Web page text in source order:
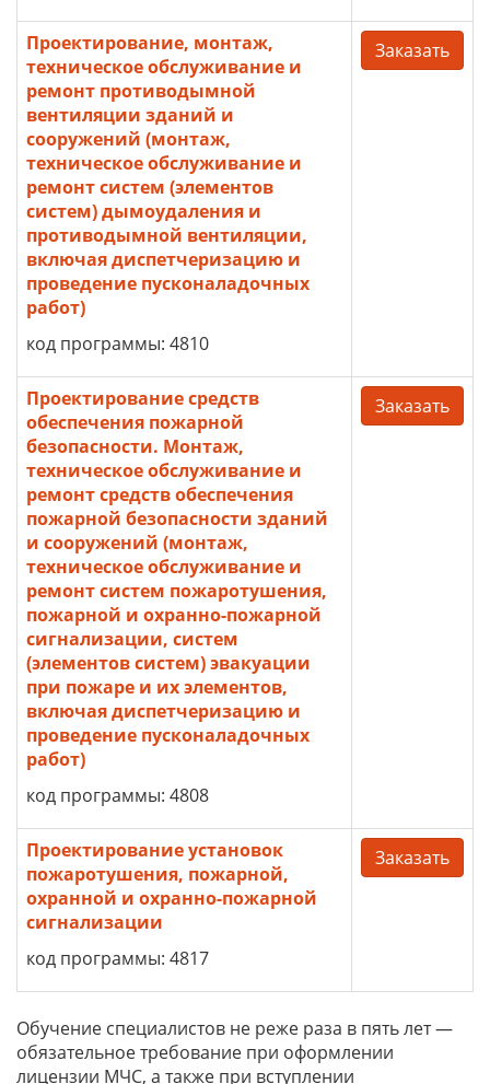
Проектирование, монтаж,
техническое обслуживание и
ремонт противодымной
вентиляции зданий и
сооружений (монтаж,
техническое обслуживание и
ремонт систем (элементов
систем) дымоудаления и
противодымной вентиляции,
включая диспетчеризацию и
проведение пусконаладочных
работ)
код программы: 4810
Заказать
Проектирование средств
обеспечения пожарной
безопасности. Монтаж,
техническое обслуживание и
ремонт средств обеспечения
пожарной безопасности зданий
и сооружений (монтаж,
техническое обслуживание и
ремонт систем пожаротушения,
пожарной и охранно-пожарной
сигнализации, систем
(элементов систем) эвакуации
при пожаре и их элементов,
включая диспетчеризацию и
проведение пусконаладочных
работ)
код программы: 4808
Заказать
Проектирование установок
пожаротушения, пожарной,
охранной и охранно-пожарной
сигнализации
код программы: 4817
Заказать
Обучение специалистов не реже раза в пять лет —
обязательное требование при оформлении
лицензии МЧС, а также при вступлении